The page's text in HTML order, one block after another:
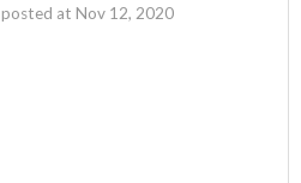
posted at Nov 12, 2020